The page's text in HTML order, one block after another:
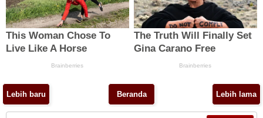
Lebih baru Lebih lama
Beranda